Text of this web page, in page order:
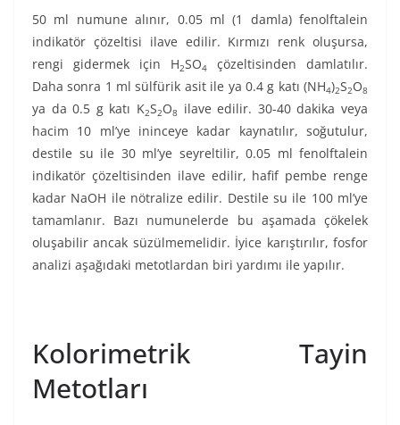
50 ml numune alınır, 0.05 ml (1 damla) fenolftalein
indikatör çözeltisi ilave edilir. Kırmızı renk oluşursa,
rengi gidermek için H2SO4
çözeltisinden damlatılır.
Daha sonra 1 ml sülfürik asit ile ya 0.4 g katı (NH4)2S2O8
ya da 0.5 g katı K2S2O8 ilave edilir. 30-40 dakika veya
hacim 10 ml’ye ininceye kadar kaynatılır, soğutulur,
destile su ile 30 ml’ye seyreltilir, 0.05 ml fenolftalein
indikatör çözeltisinden ilave edilir, hafif pembe renge
kadar NaOH ile nötralize edilir. Destile su ile 100 ml’ye
tamamlanır. Bazı numunelerde bu aşamada çökelek
oluşabilir ancak süzülmemelidir. İyice karıştırılır, fosfor
analizi aşağıdaki metotlardan biri yardımı ile yapılır.
Kolorimetrik Tayin
Metotları